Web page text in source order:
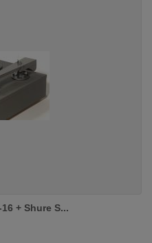
+ Shure S...